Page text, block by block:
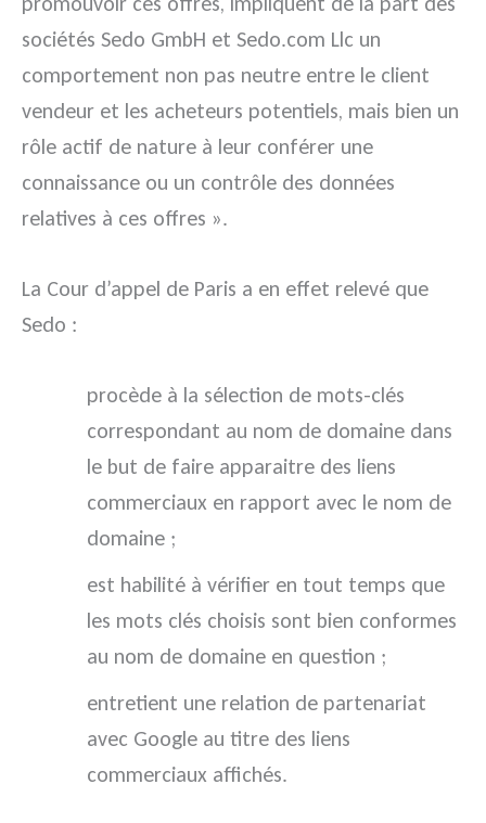
sociétés Sedo GmbH et Sedo.com Llc un
comportement non pas neutre entre le client
vendeur et les acheteurs potentiels, mais bien un
rôle actif de nature à leur conférer une
connaissance ou un contrôle des données
relatives à ces offres ».
La Cour d’appel de Paris a en effet relevé que
Sedo :
procède à la sélection de mots-clés
correspondant au nom de domaine dans
le but de faire apparaitre des liens
commerciaux en rapport avec le nom de
domaine ;
est habilité à vérifier en tout temps que
les mots clés choisis sont bien conformes
au nom de domaine en question ;
entretient une relation de partenariat
avec Google au titre des liens
commerciaux affichés.